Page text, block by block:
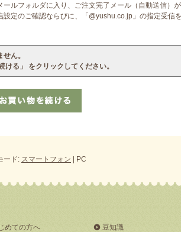
ルフォルダに入り、ご注文完了メール（自動送信）
定のご確認ならびに、「@yushu.co.jp」の指定受信
ん。
る」 をクリックしてください。
ード: スマートフォン | PC
めての方へ
豆知識